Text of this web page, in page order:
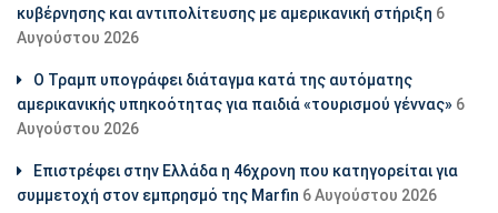
κυβέρνησης και αντιπολίτευσης με αμερικανική στήριξη 6
Αυγούστου 2026
Ο Τραμπ υπογράφει διάταγμα κατά της αυτόματης
αμερικανικής υπηκοότητας για παιδιά «τουρισμού γέννας» 6
Αυγούστου 2026
Επιστρέφει στην Ελλάδα η 46χρονη που κατηγορείται για
συμμετοχή στον εμπρησμό της Marfin 6 Αυγούστου 2026